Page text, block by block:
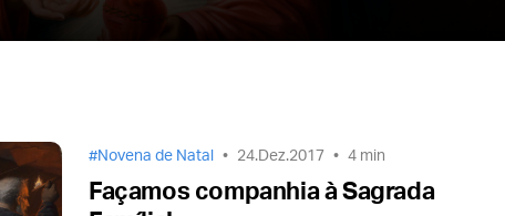
Novena de Natal 24.Dez.2017 4 min
Façamos companhia à Sagrada